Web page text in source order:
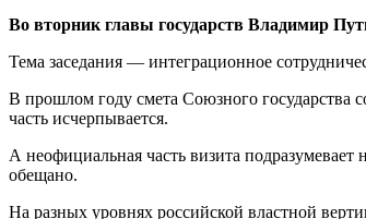
Во вторник главы государств Владимир
Тема заседания — интеграционное
В прошлом году смета Союзного государства
часть исчерпывается.
А неофициальная часть визита
обещано.
На разных уровнях российской властной